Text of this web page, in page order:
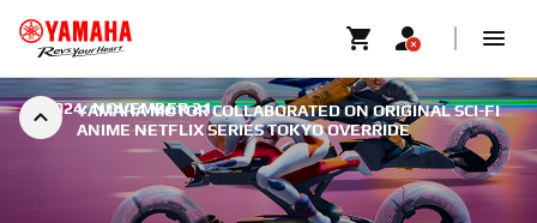
YAMAHA MOTOR COLLABORATED ON ORIGINAL SCI-FI
ANIME NETFLIX SERIES TOKYO OVERRIDE
2024. NOVEMBER 21.